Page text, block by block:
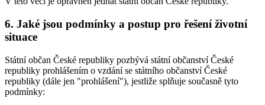
6. Jaké jsou podmínky a postup pro řešení životní
situace
Státní občan České republiky pozbývá státní občanství České
republiky prohlášením o vzdání se státního občanství České
republiky (dále jen "prohlášení"), jestliže splňuje současně tyto
podmínky: